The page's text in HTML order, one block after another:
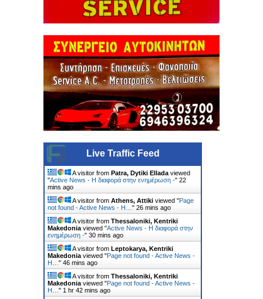
Live Traffic Feed
A visitor from Patra, Dytiki Ellada viewed
"Active News - Η διαφορά στην ενημέρωση -" 22
mins ago
A visitor from Athens, Attiki viewed "Page
not found - Active News - Η… " 26 mins ago
A visitor from Thessaloniki, Kentriki
Makedonia viewed "Active News - Η διαφορά στην
ενημέρωση -" 30 mins ago
A visitor from Leptokarya, Kentriki
Makedonia viewed "Page not found - Active News -
Η… " 46 mins ago
A visitor from Thessaloniki, Kentriki
Makedonia viewed "Page not found - Active News -
Η… " 1 hr 42 mins ago